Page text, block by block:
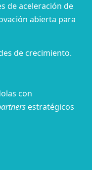
de aceleración de
abierta para
de crecimiento.
con
estratégicos